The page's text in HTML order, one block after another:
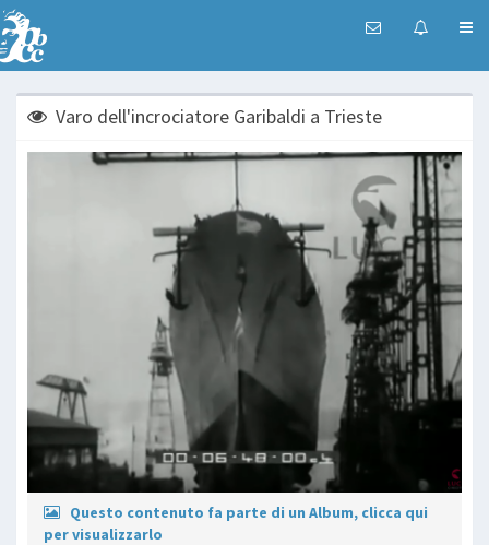
Varo dell'incrociatore Garibaldi a Trieste
Questo contenuto fa parte di un Album, clicca qui
per visualizzarlo